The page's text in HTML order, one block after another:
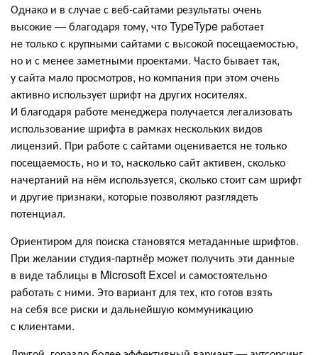
Однако и в случае с веб-сайтами результаты очень
высокие — благодаря тому, что TypeType работает
не только с крупными сайтами с высокой посещаемостью,
но и с менее заметными проектами. Часто бывает так,
у сайта мало просмотров, но компания при этом очень
активно использует шрифт на других носителях.
И благодаря работе менеджера получается легализовать
использование шрифта в рамках нескольких видов
лицензий. При работе с сайтами оценивается не только
посещаемость, но и то, насколько сайт активен, сколько
начертаний на нём используется, сколько стоит сам шрифт
и другие признаки, которые позволяют разглядеть
потенциал.
Ориентиром для поиска становятся метаданные шрифтов.
При желании студия-партнёр может получить эти данные
в виде таблицы в Microsoft Excel и самостоятельно
работать с ними. Это вариант для тех, кто готов взять
на себя все риски и дальнейшую коммуникацию
с клиентами.